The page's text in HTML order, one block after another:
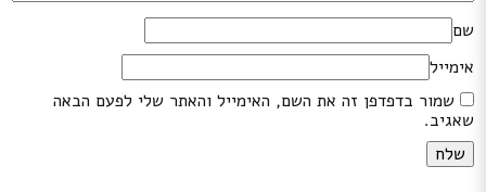
שם
אימייל
שמור בדפדפן זה את השם, האימייל והאתר שלי לפעם הבאה
שאגיב.